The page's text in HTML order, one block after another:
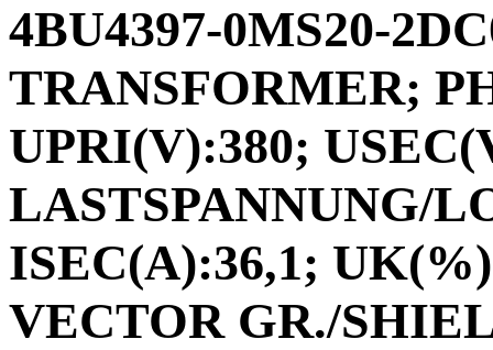
4BU4397-0MS20-
TRANSFORMER;
UPRI(V):380;
LASTSPANNUNG/
ISEC(A):36,1;
VECTOR GR./